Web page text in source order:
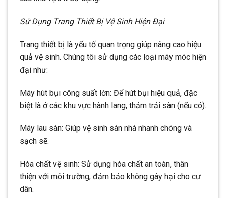
Sử Dụng Trang Thiết Bị Vệ Sinh Hiện Đại
Trang thiết bị là yếu tố quan trọng giúp nâng cao hiệu
quả vệ sinh. Chúng tôi sử dụng các loại máy móc hiện
đại như:
Máy hút bụi công suất lớn: Để hút bụi hiệu quả, đặc
biệt là ở các khu vực hành lang, thảm trải sàn (nếu có).
Máy lau sàn: Giúp vệ sinh sàn nhà nhanh chóng và
sạch sẽ.
Hóa chất vệ sinh: Sử dụng hóa chất an toàn, thân
thiện với môi trường, đảm bảo không gây hại cho cư
dân.